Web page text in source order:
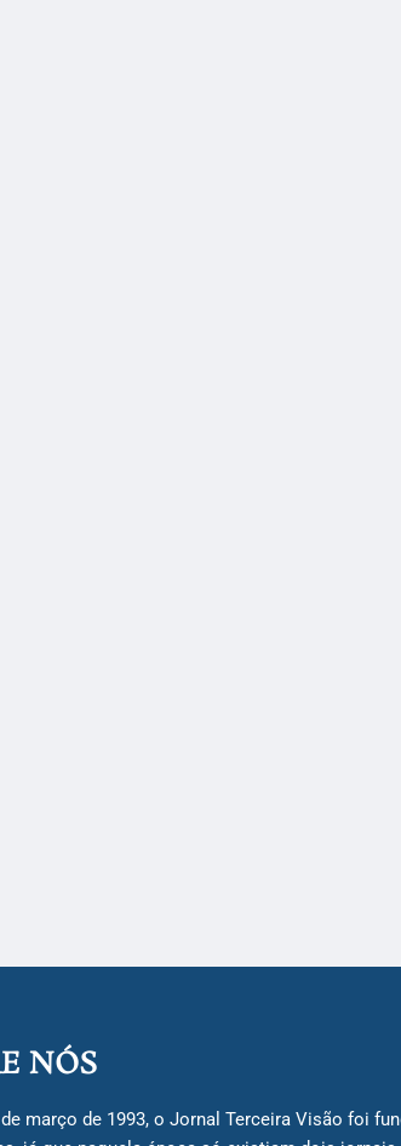
NÓS
março de 1993, o Jornal Terceira Visão foi